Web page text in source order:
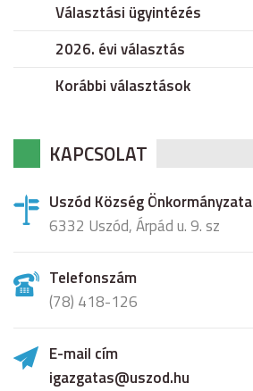
Választási ügyintézés
2026. évi választás
Korábbi választások
KAPCSOLAT
Uszód Község Önkormányzata
6332 Uszód, Árpád u. 9. sz
Telefonszám
(78) 418-126
E-mail cím
igazgatas@uszod.hu